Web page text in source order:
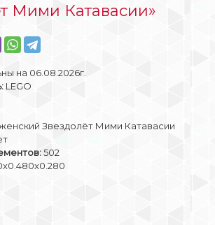
Мими Катавасии»
на 06.08.2026г.
LEGO
Звездолёт Мими Катавасии
502